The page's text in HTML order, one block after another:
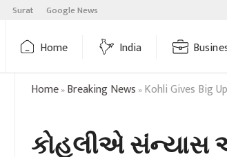
Surat Google News
Home India
Home»Breaking News »Kohli Gives Big
કોહલીએ